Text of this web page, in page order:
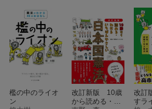
檻の中のライオ
ン
改訂新版 10歳
から読める・わ
改訂
すラ